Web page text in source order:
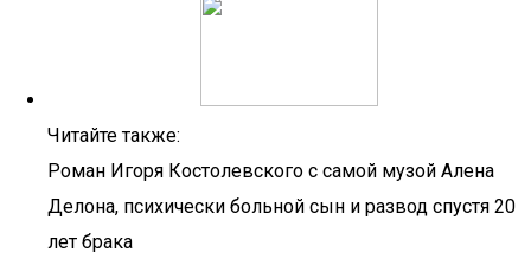
Читайте также:
Роман Игоря Костолевского с самой музой Алена
Делона, психически больной сын и развод спустя 20
лет брака